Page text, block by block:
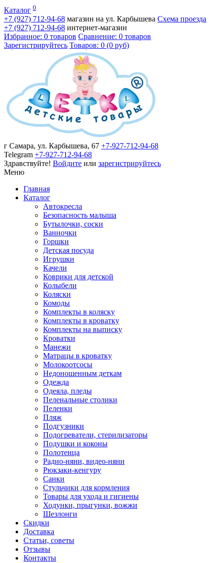
Каталог 0
+7 (927) 712-94-68 магазин на ул. Карбышева Схема проезда
+7 (927) 712-94-68 интернет-магазин
Избранное: 0 товаров Сравнение: 0 товаров
Зарегистрируйтесь Товаров: 0 (0 руб)
г Самара, ул. Карбышева, 67 +7-927-712-94-68
Telegram +7-927-712-94-68
Здравствуйте! Войдите или зарегистрируйтесь
Меню
Главная
Каталог
Автокресла
Безопасность малыша
Бутылочки, соски
Ванночки
Горшки
Детская посуда
Игрушки
Качели
Коврики для детской
Колыбели
Коляски
Комоды
Комплекты в коляску
Комплекты в кроватку
Комплекты на выписку
Кроватки
Манежи
Матрацы в кроватку
Молокоотсосы
Недоношенным деткам
Одежда
Одеяла, пледы
Пеленальные столики
Пеленки
Пляж
Подгузники
Подогреватели, стерилизаторы
Подушки и коконы
Полотенца
Радио-няни, видео-няни
Рюкзаки-кенгуру
Санки
Стульчики для кормления
Товары для ухода и гигиены
Ходунки, прыгунки, вожжи
Шезлонги
Скидки
Доставка
Статьи, советы
Отзывы
Контакты